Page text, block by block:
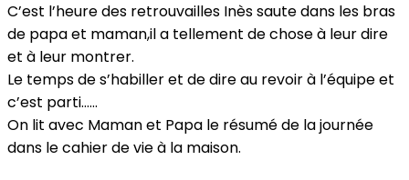
C’est l’heure des retrouvailles Inès saute dans les bras
de papa et maman,il a tellement de chose à leur dire
et à leur montrer.
Le temps de s’habiller et de dire au revoir à l’équipe et
c’est parti……
On lit avec Maman et Papa le résumé de la journée
dans le cahier de vie à la maison.